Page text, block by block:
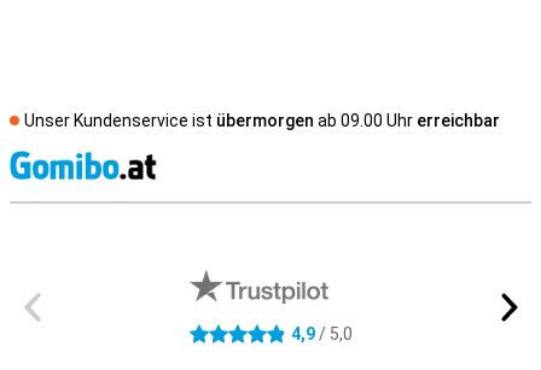
Unser Kundenservice ist übermorgen ab 09.00 Uhr erreichbar
4.9 Sterne 4,9/ 5,0